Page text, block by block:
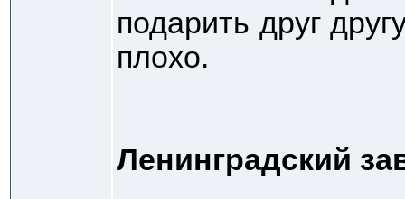
подарить друг
плохо.
Ленинградский